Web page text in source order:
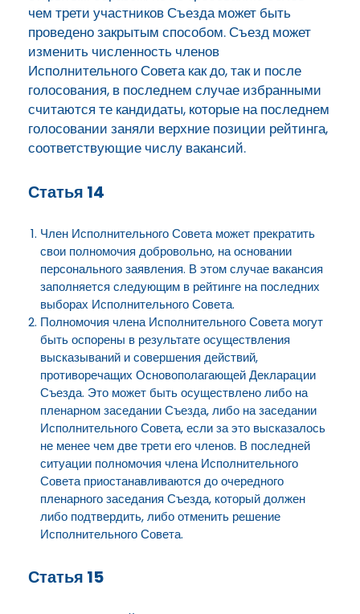
чем трети участников Съезда может быть
проведено закрытым способом. Съезд может
изменить численность членов
Исполнительного Совета как до, так и после
голосования, в последнем случае избранными
считаются те кандидаты, которые на последнем
голосовании заняли верхние позиции рейтинга,
соответствующие числу вакансий.
Статья 14
Член Исполнительного Совета может прекратить
свои полномочия добровольно, на основании
персонального заявления. В этом случае вакансия
заполняется следующим в рейтинге на последних
выборах Исполнительного Совета.
Полномочия члена Исполнительного Совета могут
быть оспорены в результате осуществления
высказываний и совершения действий,
противоречащих Основополагающей Декларации
Съезда. Это может быть осуществлено либо на
пленарном заседании Съезда, либо на заседании
Исполнительного Совета, если за это высказалось
не менее чем две трети его членов. В последней
ситуации полномочия члена Исполнительного
Совета приостанавливаются до очередного
пленарного заседания Съезда, который должен
либо подтвердить, либо отменить решение
Исполнительного Совета.
Статья 15